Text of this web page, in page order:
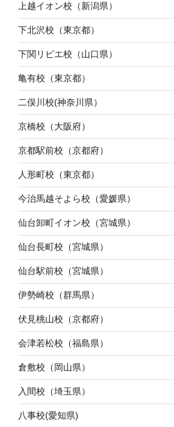
上越イオン校（新潟県）
下北沢校（東京都）
下関リピエ校（山口県）
亀有校（東京都）
二俣川校(神奈川県）
京橋校（大阪府）
京都駅前校（京都府）
人形町校（東京都）
今治馬越そよら校（愛媛県）
仙台卸町イオン校（宮城県）
仙台長町校（宮城県）
仙台駅前校（宮城県）
伊勢崎校（群馬県）
伏見桃山校（京都府）
会津若松校（福島県）
倉敷校（岡山県）
入間校（埼玉県）
八事校(愛知県)